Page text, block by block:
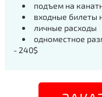
подъем на
входные билеты
личные расходы
одноместное
- 240$